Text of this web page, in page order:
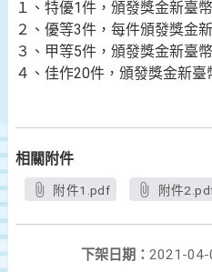
１、特優1件，頒發獎金新臺
２、優等3件，每件頒發獎金
３、甲等5件，頒發獎金新臺
４、佳作20件，頒發獎金新臺
相關附件
附件1.pdf 附件
下架日期： 2021-04-